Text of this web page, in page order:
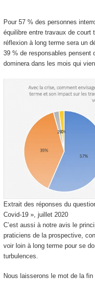
Pour 57 % des personnes
équilibre entre travaux de court
réflexion à long terme sera un
39 % de responsables pensent
dominera dans les mois qui
Extrait des réponses du
Covid-19 », juillet 2020
C’est aussi à notre avis le
praticiens de la prospective,
voir loin à long terme pour se
turbulences.
Nous laisserons le mot de la